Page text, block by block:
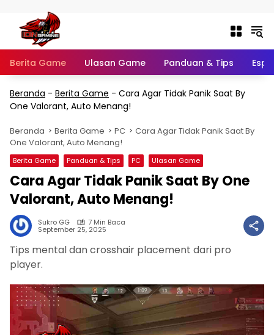
Berita Game Ulasan Game Panduan & Tips
Beranda - Berita Game - Cara Agar Tidak Panik Saat By
One Valorant, Auto Menang!
Beranda Berita Game PC
Cara Agar Tidak Panik Saat By
One Valorant, Auto Menang!
Berita Game Panduan & Tips PC Ulasan Game
Cara Agar Tidak Panik Saat By One
Valorant, Auto Menang!
Sukro GG 7 Min Baca
September 25, 2025
Tips mental dan crosshair placement dari pro
player.